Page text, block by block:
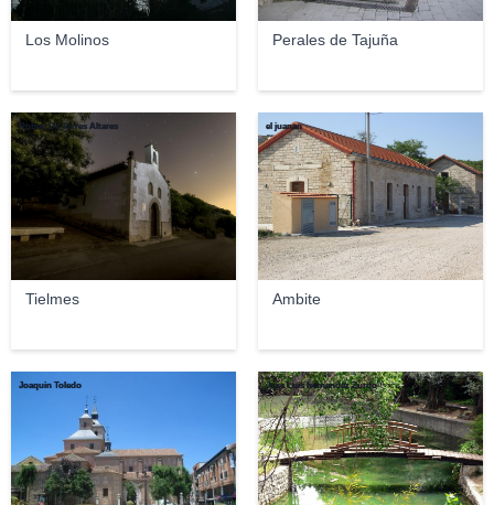
Los Molinos Perales de Tajuña
Tielmes
Ruben De Torres Altares
Ambite
el juanan
Joaquin Toledo Jose Luis hernandez Zurdo